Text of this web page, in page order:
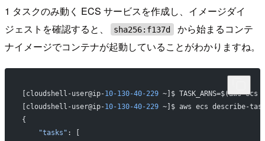
1 タスクのみ動く ECS サービスを作成し、イメージダイ
ジェストを確認すると、
sha256:f137d
から始まるコンテ
ナイメージでコンテナが起動していることがわかりますね。
[cloudshell-user@ip-10-130-40-229 ~]$ TASK_ARNS=$(aws
[cloudshell-user@ip-10-130-40-229 ~]$ aws ecs describe-
{
   "tasks"
: [